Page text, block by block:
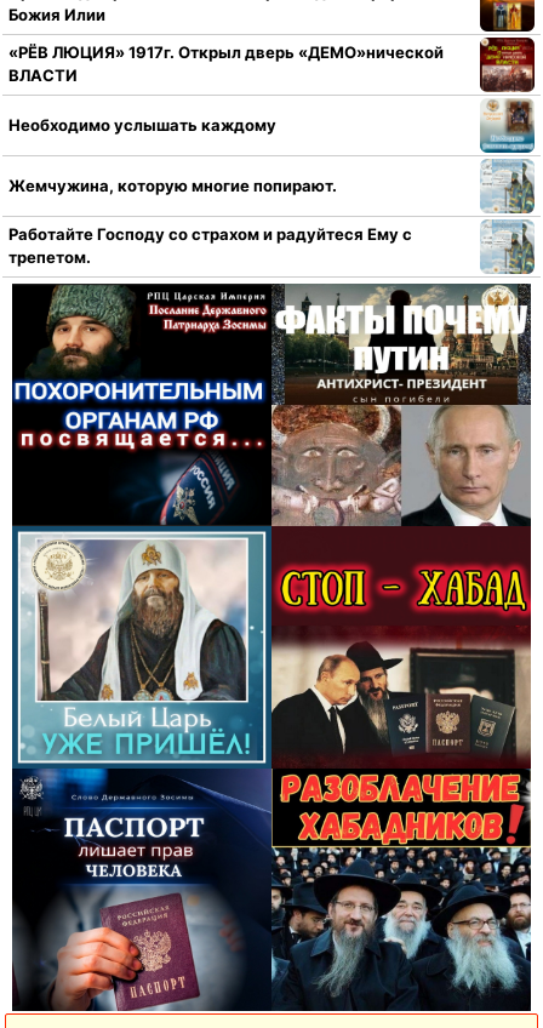
Божия Илии
«РЁВ ЛЮЦИЯ» 1917г. Открыл дверь «ДЕМО»нической
ВЛАСТИ
Необходимо услышать каждому
Жемчужина, которую многие попирают.
Работайте Господу со страхом и радуйтеся Ему с
трепетом.